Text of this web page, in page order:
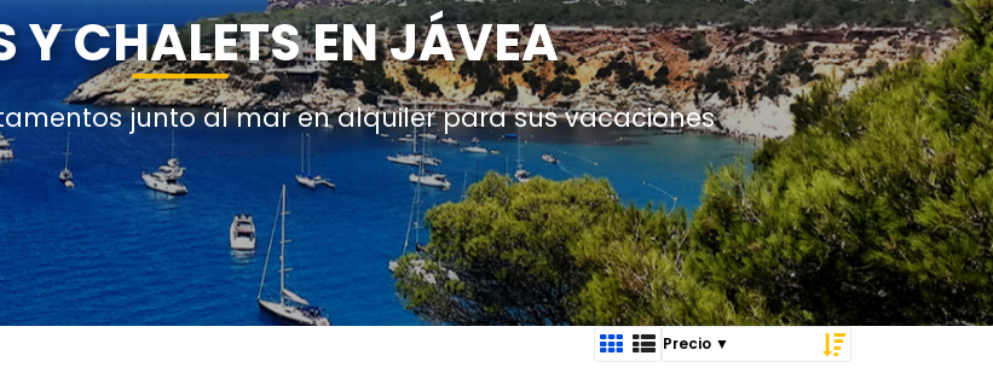
Y CHALETS EN JÁVEA
junto al mar en alquiler para sus vacaciones